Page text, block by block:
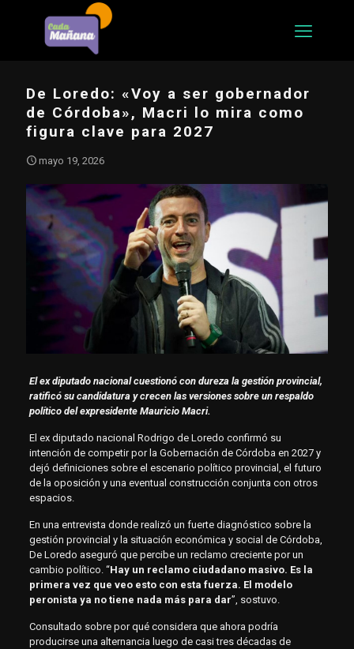
De Loredo: «Voy a ser gobernador
de Córdoba», Macri lo mira como
figura clave para 2027
mayo 19, 2026
El ex diputado nacional cuestionó con dureza la gestión provincial,
ratificó su candidatura y crecen las versiones sobre un respaldo
político del expresidente Mauricio Macri.
El ex diputado nacional Rodrigo de Loredo confirmó su
intención de competir por la Gobernación de Córdoba en 2027 y
dejó definiciones sobre el escenario político provincial, el futuro
de la oposición y una eventual construcción conjunta con otros
espacios.
En una entrevista donde realizó un fuerte diagnóstico sobre la
gestión provincial y la situación económica y social de Córdoba,
De Loredo aseguró que percibe un reclamo creciente por un
cambio político. “Hay un reclamo ciudadano masivo. Es la
primera vez que veo esto con esta fuerza. El modelo
peronista ya no tiene nada más para dar”, sostuvo.
Consultado sobre por qué considera que ahora podría
producirse una alternancia luego de casi tres décadas de